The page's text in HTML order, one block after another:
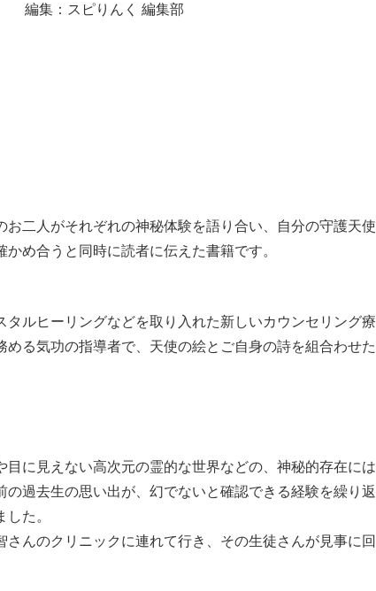
編集：スピりんく 編集部
お二人がそれぞれの神秘体験を語り合い、自分の守護天使
め合うと同時に読者に伝えた書籍です。
ルヒーリングなどを取り入れた新しいカウンセリング療
る気功の指導者で、天使の絵とご自身の詩を組合わせた
に見えない高次元の霊的な世界などの、神秘的存在には
過去生の思い出が、幻でないと確認できる経験を繰り返
た。
んのクリニックに連れて行き、その生徒さんが見事に回